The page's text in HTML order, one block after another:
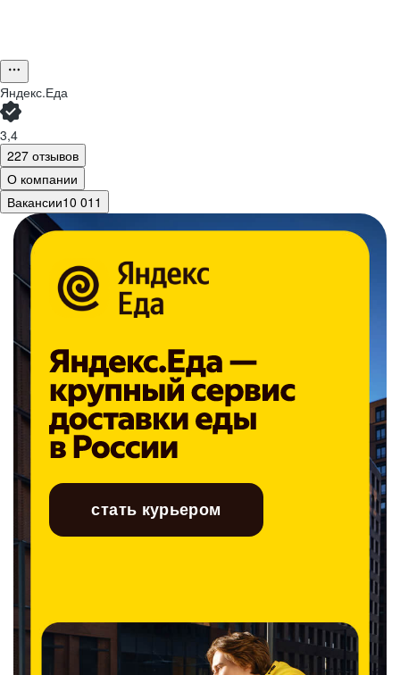
Яндекс.Еда
3,4
227 отзывов
О компании
Вакансии10 011
стать курьером